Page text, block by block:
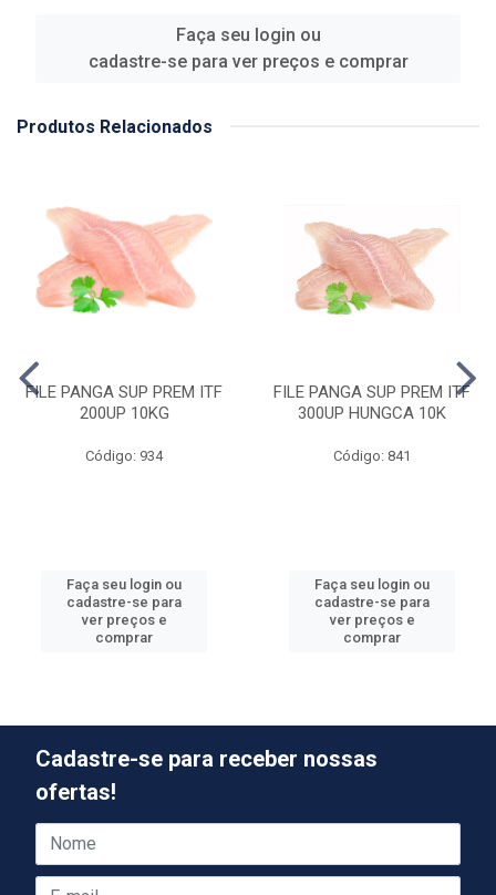
Faça seu login ou
cadastre-se para ver preços e comprar
Produtos Relacionados
FILE PANGA SUP PREM ITF
200UP 10KG
Código: 934
Faça seu login ou
cadastre-se para
ver preços e
comprar
FILE PANGA SUP PREM ITF
300UP HUNGCA 10K
Código: 841
Faça seu login ou
cadastre-se para
ver preços e
comprar
Cadastre-se para receber nossas
ofertas!